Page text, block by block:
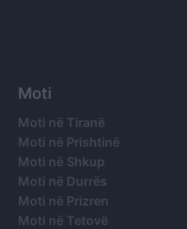
Moti
Moti në Tiranë
Moti në Prishtinë
Moti në Shkup
Moti në Durrës
Moti në Prizren
Moti në Tetovë